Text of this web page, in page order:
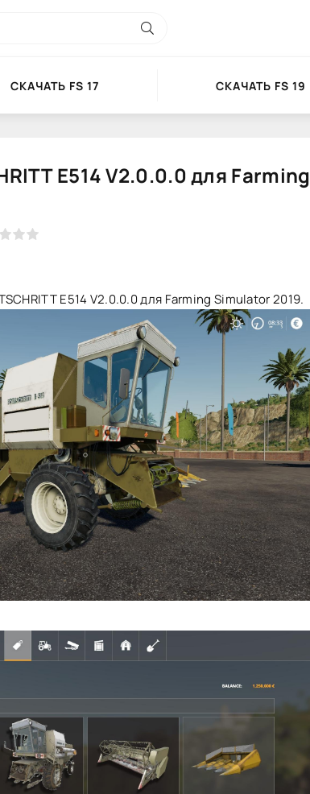
СКАЧАТЬ FS 17 СКАЧАТЬ FS 19
E514 V2.0.0.0 для Farming
E514 V2.0.0.0 для Farming Simulator 2019.